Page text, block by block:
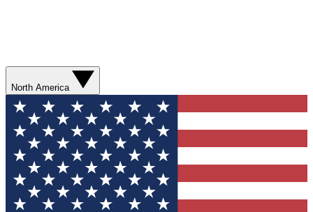
North America